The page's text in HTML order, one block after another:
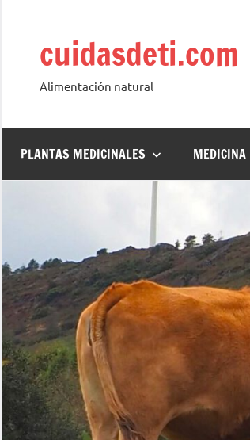
contenidocuidasdeti.com
Alimentación natural
PLANTAS MEDICINALES MEDICINA